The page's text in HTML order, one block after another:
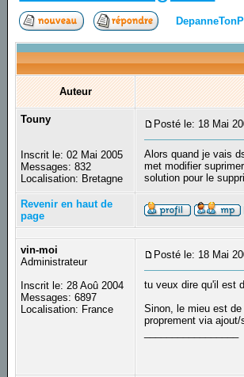
Auteur
Touny
Inscrit le: 02 Mai 2005
Messages: 832
Localisation: Bretagne
Posté le: 18 Mai
Alors quand je vais
met modifier
solution pour le
Revenir en haut de
page
vin-moi
Administrateur
Inscrit le: 28 Aoû 2004
Messages: 6897
Localisation: France
Posté le: 18 Mai
tu veux dire qu'il est
Sinon, le mieu est
proprement via